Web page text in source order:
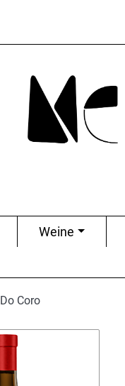
Weine
Coro